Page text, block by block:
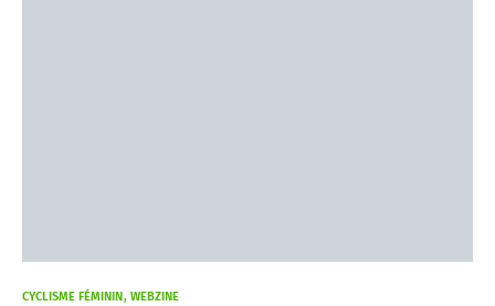
CYCLISME FÉMININ WEBZINE